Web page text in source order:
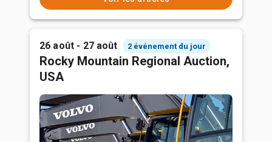
26 août - 27 août 2 événement du jour
Rocky Mountain Regional Auction,
USA